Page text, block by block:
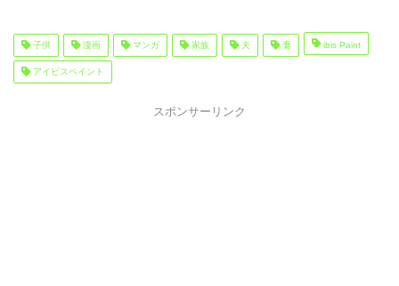
子供 漫画 マンガ 家族 夫 妻 ibis Paint
アイビスペイント
スポンサーリンク